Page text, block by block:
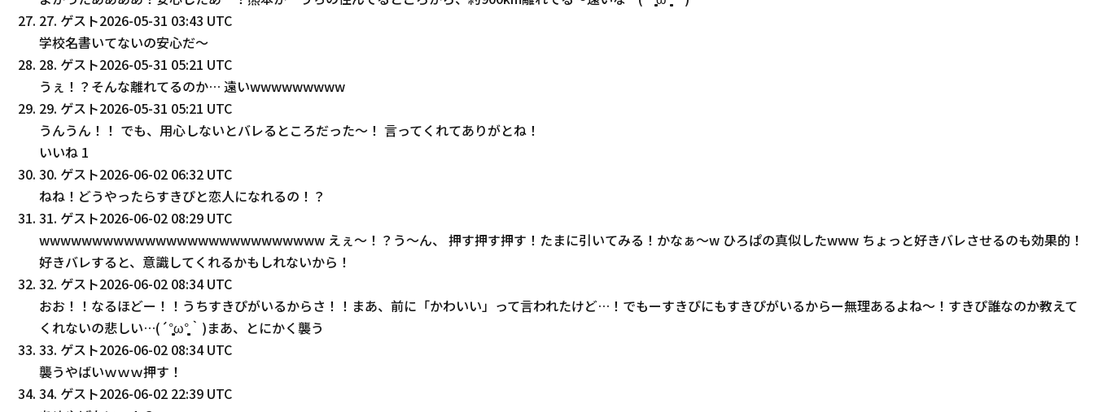
27. ゲスト2026-05-31 03:43 UTC
学校名書いてないの安心だ〜
28. ゲスト2026-05-31 05:21 UTC
うぇ！？そんな離れてるのか… 遠いwwwwwwwww
29. ゲスト2026-05-31 05:21 UTC
うんうん！！ でも、用心しないとバレるところだった〜！ 言ってくれてありがとね！
いいね 1
30. ゲスト2026-06-02 06:32 UTC
ねね！どうやったらすきぴと恋人になれるの！？
31. ゲスト2026-06-02 08:29 UTC
wwwwwwwwwwwwwwwwwwwwwwwwwww えぇ〜！？う〜ん、 押す押す押す！たまに引いてみる！かなぁ〜w ひろぱの真似したwww ちょっと好きバレさせるのも効果的！
好きバレすると、意識してくれるかもしれないから！
32. ゲスト2026-06-02 08:34 UTC
おお！！なるほどー！！うちすきぴがいるからさ！！まあ、前に「かわいい」って言われたけど…！でもーすきぴにもすきぴがいるからー無理あるよね～！すきぴ誰なのか教えて
くれないの悲しい…(´°̥̥̥̥̥̥̥̥ω°̥̥̥̥̥̥̥̥｀)まあ、とにかく襲う
33. ゲスト2026-06-02 08:34 UTC
襲うやばいｗｗｗ押す！
34. ゲスト2026-06-02 22:39 UTC